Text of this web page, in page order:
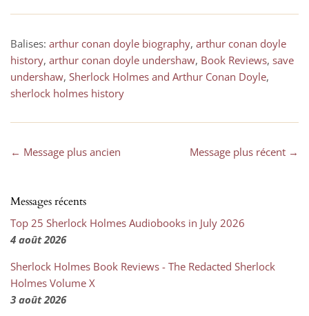
Balises: arthur conan doyle biography, arthur conan doyle
history, arthur conan doyle undershaw, Book Reviews, save
undershaw, Sherlock Holmes and Arthur Conan Doyle,
sherlock holmes history
← Message plus ancien Message plus récent →
Messages récents
Top 25 Sherlock Holmes Audiobooks in July 2026
4 août 2026
Sherlock Holmes Book Reviews - The Redacted Sherlock
Holmes Volume X
3 août 2026